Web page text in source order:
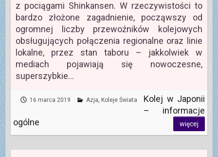
z pociągami Shinkansen. W rzeczywistości to
bardzo złożone zagadnienie, począwszy od
ogromnej liczby przewoźników kolejowych
obsługujących połączenia regionalne oraz linie
lokalne, przez stan taboru – jakkolwiek w
mediach pojawiają się nowoczesne,
superszybkie…
16 marca 2019 Azja, Koleje Świata
Kolej w Japonii
– informacje
ogólne
więcej